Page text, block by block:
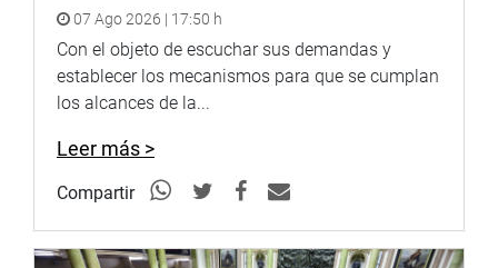
OFICINA DE COMUNICACIONES.
07 Ago 2026 | 17:50 h
Con el objeto de escuchar sus demandas y
establecer los mecanismos para que se cumplan
los alcances de la...
Leer más >
Compartir